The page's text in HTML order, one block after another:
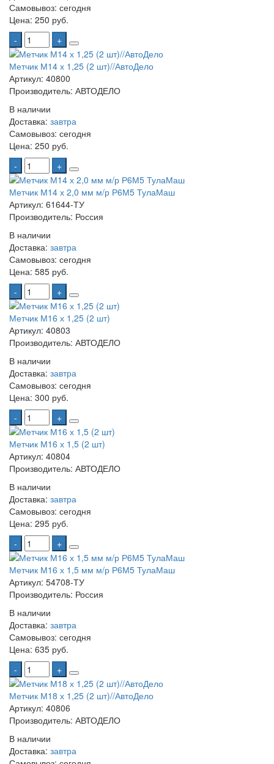
Самовывоз: сегодня
Цена: 250 руб.
-
+
Метчик М14 х 1,25 (2 шт)//АвтоДело
Артикул: 40800
Производитель: АВТОДЕЛО
В наличии
Доставка: завтра
Самовывоз: сегодня
Цена: 250 руб.
-
+
Метчик М14 х 2,0 мм м/р Р6М5 ТулаМаш
Артикул: 61644-ТУ
Производитель: Россия
В наличии
Доставка: завтра
Самовывоз: сегодня
Цена: 585 руб.
-
+
Метчик М16 х 1,25 (2 шт)
Артикул: 40803
Производитель: АВТОДЕЛО
В наличии
Доставка: завтра
Самовывоз: сегодня
Цена: 300 руб.
-
+
Метчик М16 х 1,5 (2 шт)
Артикул: 40804
Производитель: АВТОДЕЛО
В наличии
Доставка: завтра
Самовывоз: сегодня
Цена: 295 руб.
-
+
Метчик М16 х 1,5 мм м/р Р6М5 ТулаМаш
Артикул: 54708-ТУ
Производитель: Россия
В наличии
Доставка: завтра
Самовывоз: сегодня
Цена: 635 руб.
-
+
Метчик М18 х 1,25 (2 шт)//АвтоДело
Артикул: 40806
Производитель: АВТОДЕЛО
В наличии
Доставка: завтра